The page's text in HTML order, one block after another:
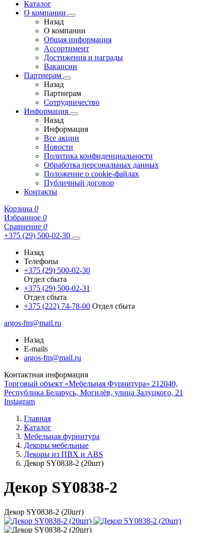
Каталог
О компании
Назад
О компании
Общая информация
Ассортимент
Достижения и награды
Вакансии
Партнерам
Назад
Партнерам
Сотрудничество
Информация
Назад
Информация
Все акции
Новости
Политика конфиденциальности
Обработка персональных данных
Положение о cookie-файлах
Публичный договор
Контакты
Корзина 0
Избранное 0
Сравнение 0
+375 (29) 500-02-30
Назад
Телефоны
+375 (29) 500-02-30
Отдел сбыта
+375 (29) 500-02-31
Отдел сбыта
+375 (222) 74-78-00 Отдел сбыта
argos-fm@mail.ru
Назад
E-mails
argos-fm@mail.ru
Контактная информация
Торговый объект «Мебельная Фурнитура» 212040,
Республика Беларусь, Могилёв, улица Залуцкого, 21
Instagram
Главная
Каталог
Мебельная фурнитура
Декоры мебельные
Декоры из ПВХ и ABS
Декор SY0838-2 (20шт)
Декор SY0838-2
Декор SY0838-2 (20шт)